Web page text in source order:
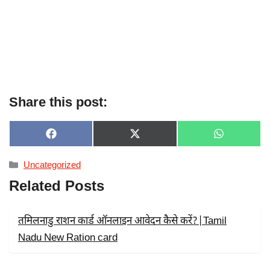
Share this post:
SHARE
ON
F
A
E
B
O
SHARE
ON
X
(
R
SHARE
ON
W
H
Categories
Uncategorized
Related Posts
तमिलनाडु राशन कार्ड ऑनलाइन आवेदन कैसे करें?|Tamil
Nadu New Ration card